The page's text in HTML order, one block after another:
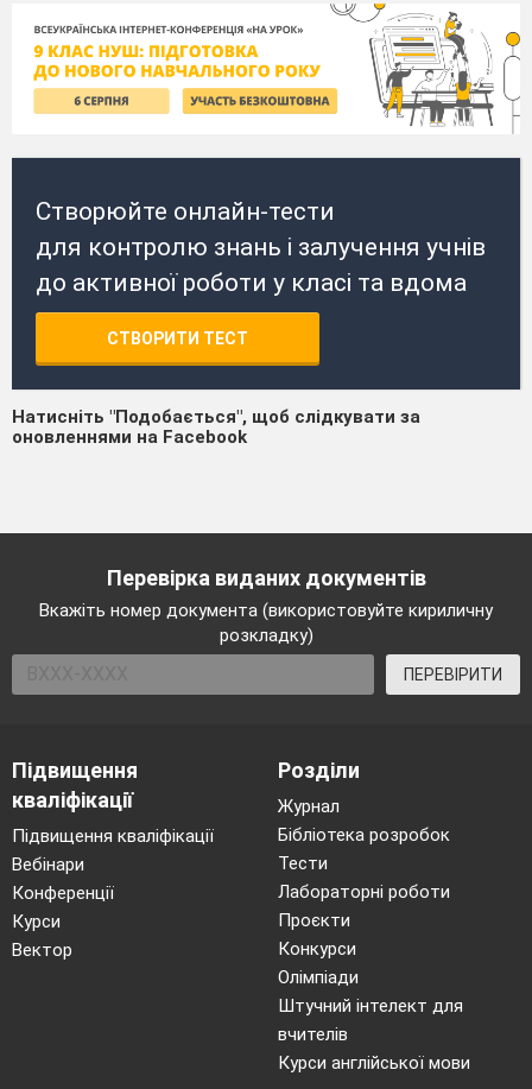
Створюйте онлайн-тести
для контролю знань і залучення учнів
до активної роботи у класі та вдома
СТВОРИТИ ТЕСТ
Натисніть "Подобається", щоб слідкувати за
оновленнями на Facebook
Перевірка виданих документів
Вкажіть номер документа (використовуйте кириличну
розкладку)
ПЕРЕВІРИТИ
Підвищення
кваліфікації
Підвищення кваліфікації
Вебінари
Конференції
Курси
Вектор
Розділи
Журнал
Бібліотека розробок
Тести
Лабораторні роботи
Проєкти
Конкурси
Олімпіади
Штучний інтелект для
вчителів
Курси англійської мови